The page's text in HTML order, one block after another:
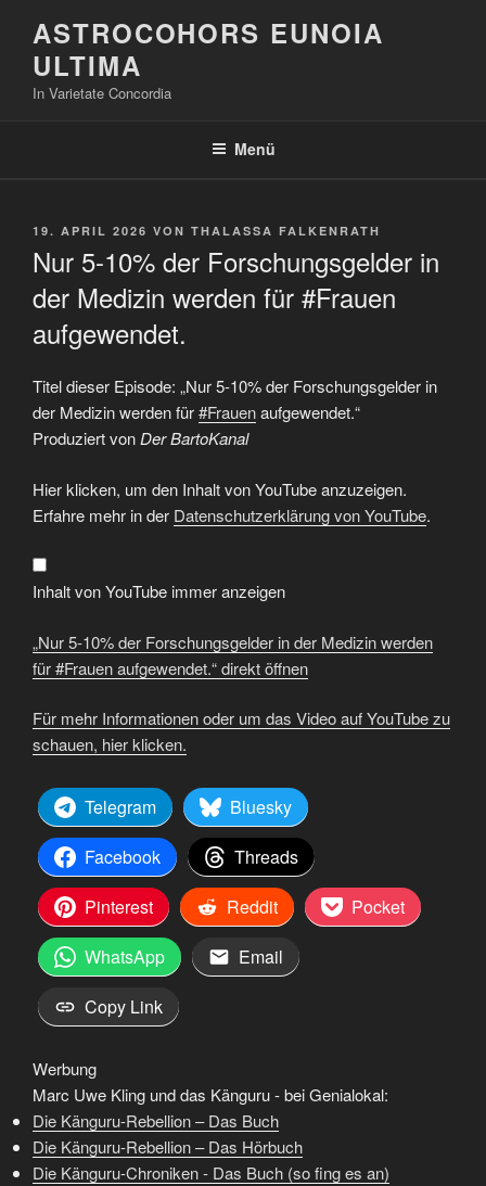
Inhalt
springen
ASTROCOHORS EUNOIA
ULTIMA
In Varietate Concordia
Menü
VERÖFFENTLICHT
19. APRIL 2026 VON THALASSA FALKENRATH
Nur 5-10% der Forschungsgelder in
der Medizin werden für #Frauen
aufgewendet.
Titel dieser Episode: „Nur 5-10% der Forschungsgelder in
der Medizin werden für#Frauenaufgewendet.“
Produziert vonDer BartoKanal
„Nur
5-
10%
der
in
der
Medizin
werden
#Frauen
aufgewendet.“
von
YouTube
Hier klicken, um den Inhalt von YouTube anzuzeigen.
Erfahre mehr in der Datenschutzerklärung von YouTube.
Inhalt von YouTube immer anzeigen
„Nur 5-10% der Forschungsgelder in der Medizin werden
für #Frauen aufgewendet.“ direkt öffnen
Für mehr Informationen oder um das Video auf YouTube zu
schauen, hier klicken.
Telegram
Bluesky
Facebook
Threads
Pinterest
Reddit
Pocket
WhatsApp
Email
Copy Link
Werbung
Marc Uwe Kling und das Känguru - bei Genialokal:
Die Känguru-Rebellion – Das Buch
Die Känguru-Rebellion – Das Hörbuch
Die Känguru-Chroniken - Das Buch (so fing es an)